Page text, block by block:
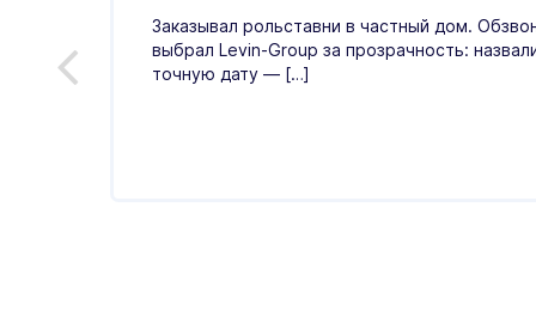
Заказывал рольставни в частный дом.
выбрал Levin-Group за прозрачность:
точную дату — […]